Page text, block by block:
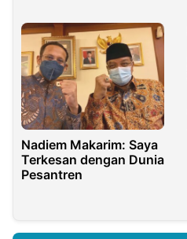
Nadiem Makarim: Saya
Terkesan dengan Dunia
Pesantren